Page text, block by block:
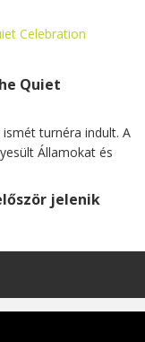
Quiet
turnéra indult. A
Államokat és
jelenik